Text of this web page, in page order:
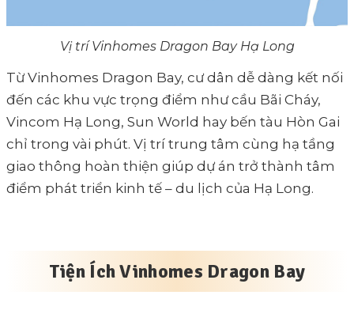
Vị trí Vinhomes Dragon Bay Hạ Long
Từ Vinhomes Dragon Bay, cư dân dễ dàng kết nối
đến các khu vực trọng điểm như cầu Bãi Cháy,
Vincom Hạ Long, Sun World hay bến tàu Hòn Gai
chỉ trong vài phút. Vị trí trung tâm cùng hạ tầng
giao thông hoàn thiện giúp dự án trở thành tâm
điểm phát triển kinh tế – du lịch của Hạ Long.
Tiện Ích Vinhomes Dragon Bay